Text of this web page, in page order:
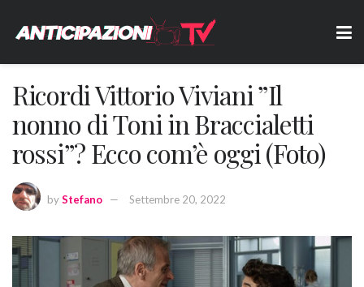
Ricordi Vittorio Viviani ”Il
nonno di Toni in Braccialetti
rossi”? Ecco com’è oggi (Foto)
byStefano Settembre 20, 2022